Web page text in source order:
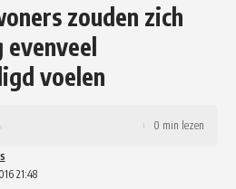
zouden zich
voelen
21:48
0 min lezen